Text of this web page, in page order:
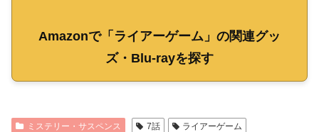
Amazonで「ライアーゲーム」の関連グッ
ズ・Blu-rayを探す
ミステリー・サスペンス 7話 ライアーゲーム